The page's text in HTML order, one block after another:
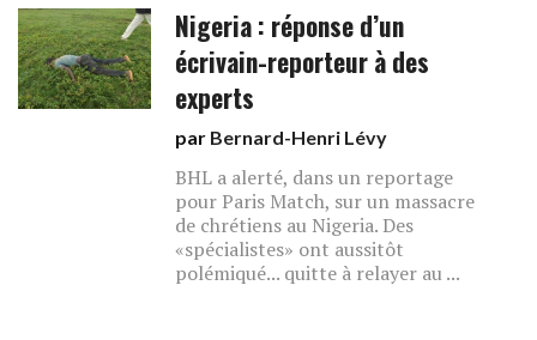
Nigeria : réponse d’un
écrivain-reporteur à des
experts
par Bernard-Henri Lévy
BHL a alerté, dans un reportage
pour Paris Match, sur un massacre
de chrétiens au Nigeria. Des
«spécialistes» ont aussitôt
polémiqué... quitte à relayer au ...